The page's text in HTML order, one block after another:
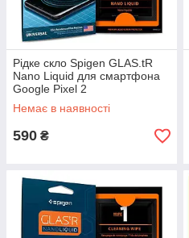
Рідке скло Spigen GLAS.tR
Nano Liquid для смартфона
Google Pixel 2
Немає в наявності
590 ₴